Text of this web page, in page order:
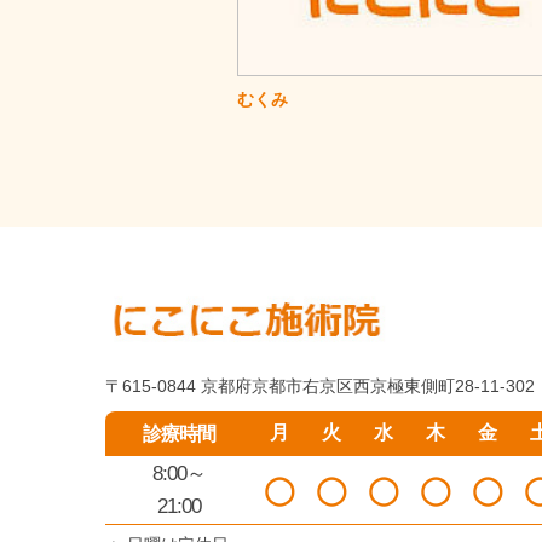
むくみ
〒615-0844 京都府京都市右京区西京極東側町28-11-302
診療時間 月 火 水 木 金
8:00～
21:00
◯ ◯ ◯ ◯ ◯